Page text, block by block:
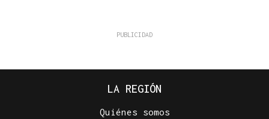
LA REGIÓN
Quiénes somos